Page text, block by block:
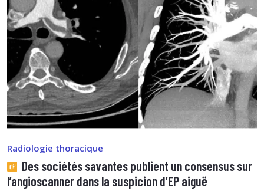
Radiologie thoracique
Des sociétés savantes publient un consensus sur
l’angioscanner dans la suspicion d’EP aiguë